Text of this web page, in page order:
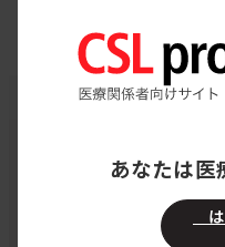
CSL pro お知らせ
お知らせあなたは医